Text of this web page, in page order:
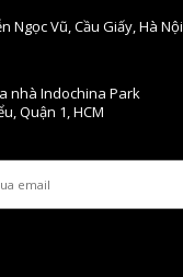
Ngọc Vũ, Cầu Giấy, Hà Nội
nhà Indochina Park
Quận 1, HCM